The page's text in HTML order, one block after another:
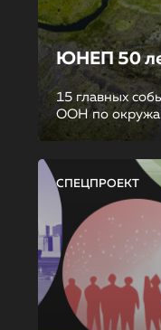
ЮНЕП 50
15 главных
ООН по
СПЕЦПРОЕКТ